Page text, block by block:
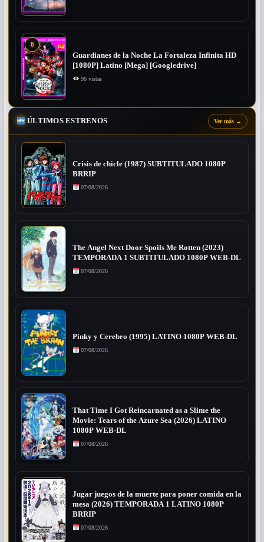
8
Guardianes de la Noche La Fortaleza Infinita HD
[1080P] Latino [Mega] [Googledrive]
96 vistas
ÚLTIMOS ESTRENOS Ver más →
Crisis de chicle (1987) SUBTITULADO 1080P
BRRIP
07/08/2026
The Angel Next Door Spoils Me Rotten (2023)
TEMPORADA 1 SUBTITULADO 1080P WEB-DL
07/08/2026
Pinky y Cerebro (1995) LATINO 1080P WEB-DL
07/08/2026
That Time I Got Reincarnated as a Slime the
Movie: Tears of the Azure Sea (2026) LATINO
1080P WEB-DL
07/08/2026
Jugar juegos de la muerte para poner comida en la
mesa (2026) TEMPORADA 1 LATINO 1080P
BRRIP
07/08/2026